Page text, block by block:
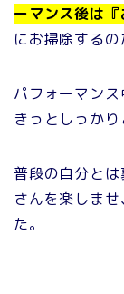
ーマンス後は『
にお掃除するの
パフォーマン
きっとしっか
普段の自分と
さんを楽しま
た。